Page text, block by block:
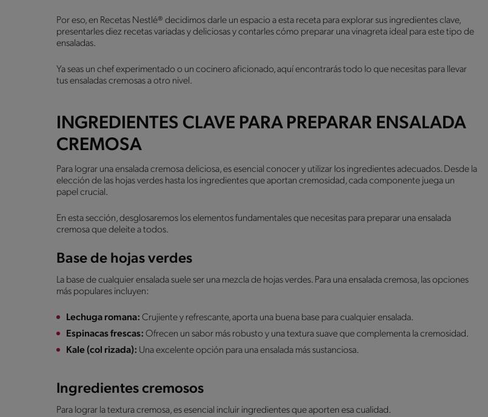
Por eso, en Recetas Nestlé® decidimos darle un espacio a esta receta para explorar sus ingredientes clave,
presentarles diez recetas variadas y deliciosas y contarles cómo preparar una vinagreta ideal para este tipo de
ensaladas.
Ya seas un chef experimentado o un cocinero aficionado, aquí encontrarás todo lo que necesitas para llevar
tus ensaladas cremosas a otro nivel.
INGREDIENTES CLAVE PARA PREPARAR ENSALADA
CREMOSA
Para lograr una ensalada cremosa deliciosa, es esencial conocer y utilizar los ingredientes adecuados. Desde la
elección de las hojas verdes hasta los ingredientes que aportan cremosidad, cada componente juega un
papel crucial.
En esta sección, desglosaremos los elementos fundamentales que necesitas para preparar una ensalada
cremosa que deleite a todos.
Base de hojas verdes
La base de cualquier ensalada suele ser una mezcla de hojas verdes. Para una ensalada cremosa, las opciones
más populares incluyen:
Lechuga romana: Crujiente y refrescante, aporta una buena base para cualquier ensalada.
Espinacas frescas: Ofrecen un sabor más robusto y una textura suave que complementa la cremosidad.
Kale (col rizada): Una excelente opción para una ensalada más sustanciosa.
Ingredientes cremosos
Para lograr la textura cremosa, es esencial incluir ingredientes que aporten esa cualidad.